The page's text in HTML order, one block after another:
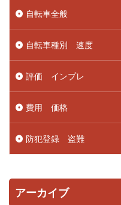
自転車全般
自転車種別 速度
評価 インプレ
費用 価格
防犯登録 盗難
アーカイブ